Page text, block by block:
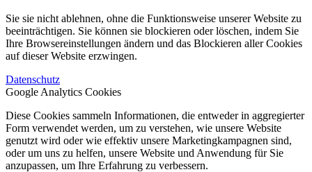
Sie sie nicht ablehnen, ohne die Funktionsweise unserer Website zu
beeinträchtigen. Sie können sie blockieren oder löschen, indem Sie
Ihre Browsereinstellungen ändern und das Blockieren aller Cookies
auf dieser Website erzwingen.
Datenschutz
Google Analytics Cookies
Diese Cookies sammeln Informationen, die entweder in aggregierter
Form verwendet werden, um zu verstehen, wie unsere Website
genutzt wird oder wie effektiv unsere Marketingkampagnen sind,
oder um uns zu helfen, unsere Website und Anwendung für Sie
anzupassen, um Ihre Erfahrung zu verbessern.